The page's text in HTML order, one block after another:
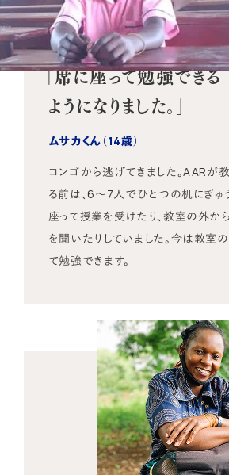
「席に座って勉強できる
ようになりました。」
ムサカくん（14歳）
コンゴから逃げてきました。AARが
る前は、6～7人でひとつの机にぎゅ
座って授業を受けたり、教室の外か
を聞いたりしていました。今は教室
て勉強できます。